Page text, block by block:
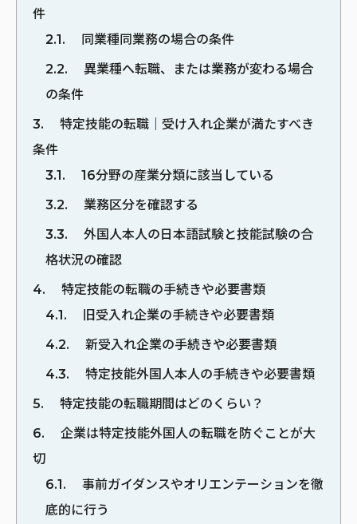
件
2.1
同業種同業務の場合の条件
2.2
異業種へ転職、または業務が変わる場合
の条件
3
特定技能の転職｜受け入れ企業が満たすべき
条件
3.1
16分野の産業分類に該当している
3.2
業務区分を確認する
3.3
外国人本人の日本語試験と技能試験の合
格状況の確認
4
特定技能の転職の手続きや必要書類
4.1
旧受入れ企業の手続きや必要書類
4.2
新受入れ企業の手続きや必要書類
4.3
特定技能外国人本人の手続きや必要書類
5
特定技能の転職期間はどのくらい？
6
企業は特定技能外国人の転職を防ぐことが大
切
6.1
事前ガイダンスやオリエンテーションを徹
底的に行う